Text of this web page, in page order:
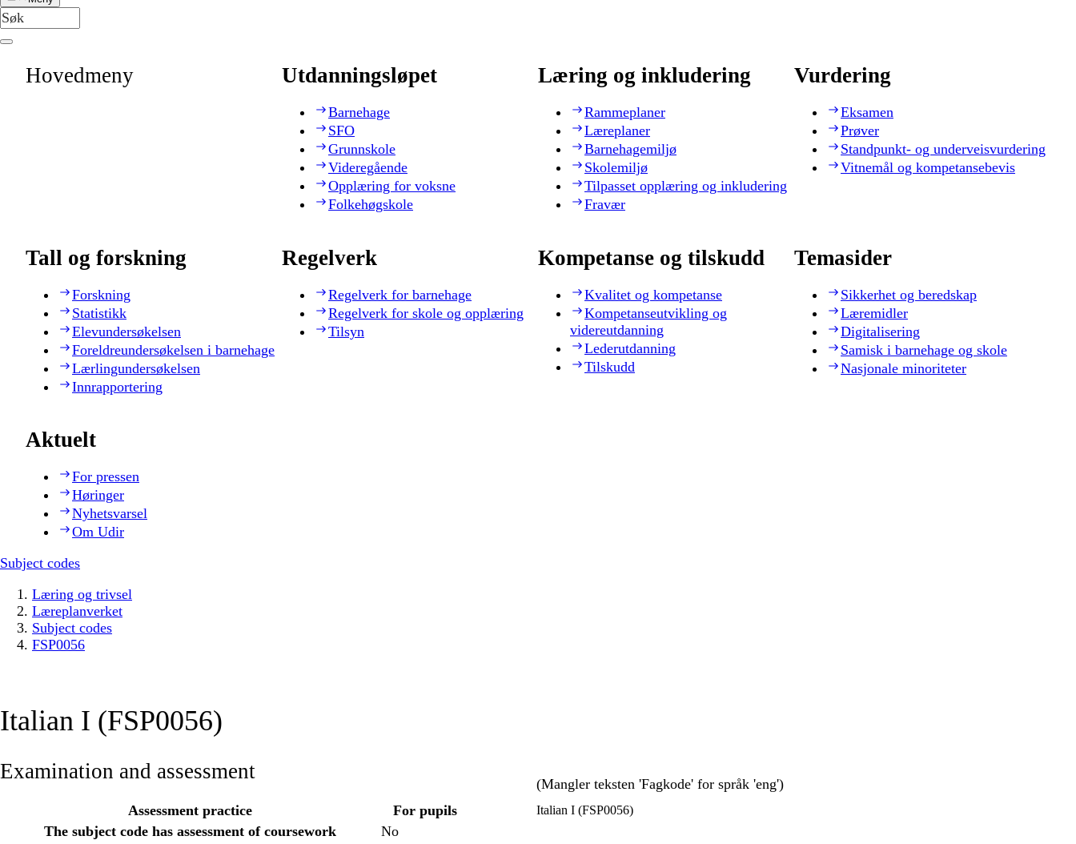
Hovedmeny Utdanningsløpet
Barnehage
SFO
Grunnskole
Videregående
Opplæring for voksne
Folkehøgskole
Læring og inkludering
Rammeplaner
Læreplaner
Barnehagemiljø
Skolemiljø
Tilpasset opplæring og inkludering
Fravær
Vurdering
Eksamen
Prøver
Standpunkt- og underveisvurdering
Vitnemål og kompetansebevis
Tall og forskning
Forskning
Statistikk
Elevundersøkelsen
Foreldreundersøkelsen i barnehage
Lærlingundersøkelsen
Innrapportering
Regelverk
Regelverk for barnehage
Regelverk for skole og opplæring
Tilsyn
Kompetanse og tilskudd
Kvalitet og kompetanse
Kompetanseutvikling og
videreutdanning
Lederutdanning
Tilskudd
Temasider
Sikkerhet og beredskap
Læremidler
Digitalisering
Samisk i barnehage og skole
Nasjonale minoriteter
Aktuelt
For pressen
Høringer
Nyhetsvarsel
Om Udir
Subject codes
Læring og trivsel
Læreplanverket
Subject codes
FSP0056
Italian I (FSP0056)
Examination and assessment
Assessment practice
For pupils
The subject code has assessment of coursework
No
(Mangler teksten 'Fagkode' for språk 'eng')
Italian I (FSP0056)